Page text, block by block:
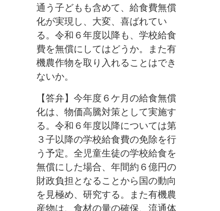
通う子どもも含めて、給食費無償
化が実現し、大変、喜ばれてい
る。令和６年度以降も、学校給食
費を無償にしてはどうか。また有
機農作物を取り入れることはでき
ないか。
【答弁】今年度６ケ月の給食無償
化は、物価高騰対策として実施す
る。令和６年度以降については第
３子以降の学校給食費の免除を行
う予定。全児童生徒の学校給食を
無償にした場合、年間約６億円の
財政負担となることから国の動向
を見極め、研究する。また有機農
産物は、食材の量の確保、流通体